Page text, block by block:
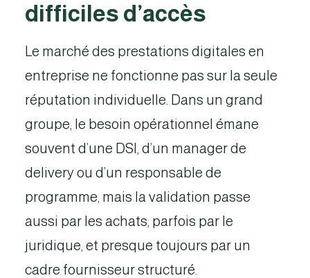
difficiles d’accès
Le marché des prestations digitales en
entreprise ne fonctionne pas sur la seule
réputation individuelle. Dans un grand
groupe, le besoin opérationnel émane
souvent d’une DSI, d’un manager de
delivery ou d’un responsable de
programme, mais la validation passe
aussi par les achats, parfois par le
juridique, et presque toujours par un
cadre fournisseur structuré.